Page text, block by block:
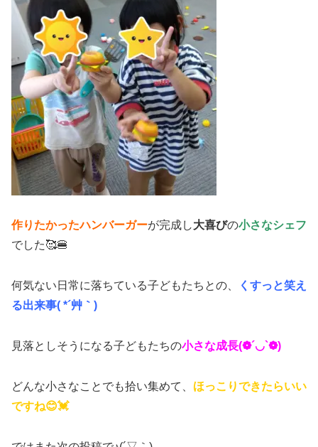
作りたかったハンバーガーが完成し大喜びの小さなシェフ
でした🥰🍔
何気ない日常に落ちている子どもたちとの、
くすっと笑え
る出来事( *´艸｀)
見落としそうになる子どもたちの小さな成長(❁´◡`❁)
どんな小さなことでも拾い集めて、 ほっこりできたらいい
ですね😊💓